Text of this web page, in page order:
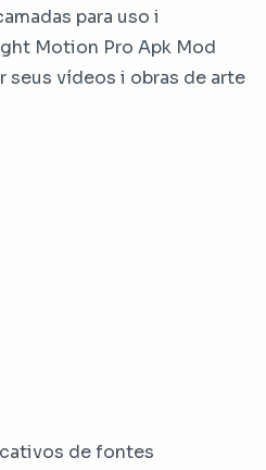
para uso i
Motion Pro Apk Mod
seus vídeos i obras de arte
de fontes